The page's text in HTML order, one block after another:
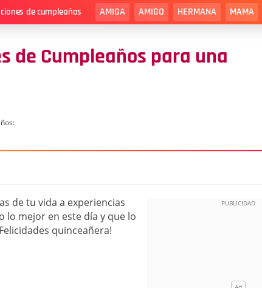
de cumpleaños AMIGA AMIGO HERMANA MAMA
de Cumpleaños para una
de tu vida a experiencias
lo mejor en este día y que lo
quinceañera!